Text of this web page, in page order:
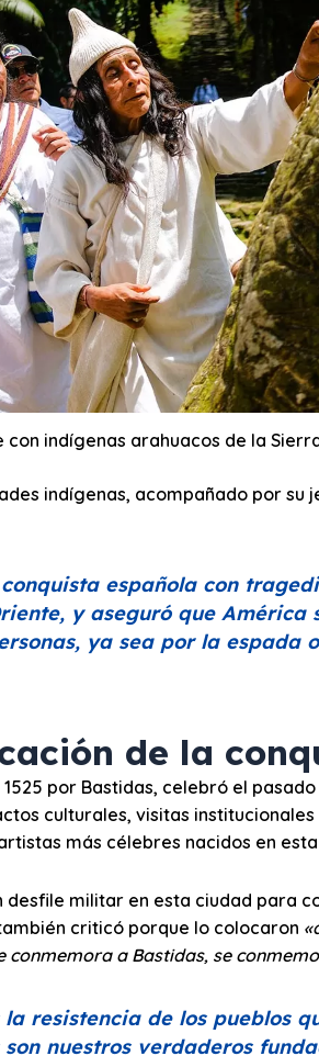
indígenas arahuacos de la
indígenas, acompañado por su
española con
y aseguró que América
ya sea por la espada
de la
por Bastidas, celebró el
culturales, visitas
más célebres nacidos en
desfile militar en esta ciudad para
criticó porque lo colocaron
conmemora a Bastidas, se
resistencia de los pueblos
nuestros verdaderos